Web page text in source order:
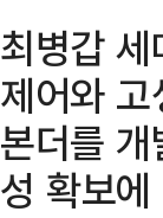
최병갑
제어와
본더를
성 확보